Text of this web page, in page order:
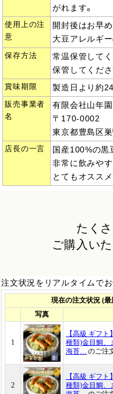
がれます。
使用上の注
意
開封後はお早
大豆アレルギ
保存方法
常温保管して
保管してくださ
賞味期限 製造日より約
販売事業者
名
有限会社山年園
〒170-0002
東京都豊島区
店長の一言
国産100%の黒
非常に飲みや
とてもオスス
たく
ご購入い
注文状況をリアルタイムでお